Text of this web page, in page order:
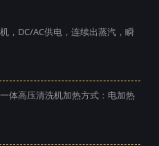
，DC/AC供电，连续出蒸汽，瞬
体高压清洗机加热方式：电加热